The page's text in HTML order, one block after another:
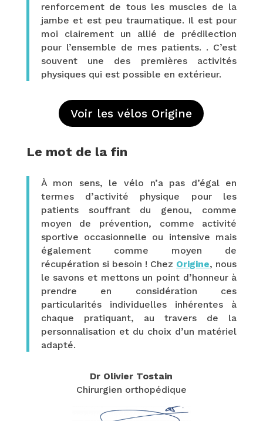
renforcement de tous les muscles de la
jambe et est peu traumatique. Il est pour
moi clairement un allié de prédilection
pour l’ensemble de mes patients. . C’est
souvent une des premières activités
physiques qui est possible en extérieur.
Voir les vélos Origine
Le mot de la fin
À mon sens, le vélo n’a pas d’égal en
termes d’activité physique pour les
patients souffrant du genou, comme
moyen de prévention, comme activité
sportive occasionnelle ou intensive mais
également comme moyen de
récupération si besoin ! Chez Origine, nous
le savons et mettons un point d’honneur à
prendre en considération ces
particularités individuelles inhérentes à
chaque pratiquant, au travers de la
personnalisation et du choix d’un matériel
adapté.
Dr Olivier Tostain
Chirurgien orthopédique